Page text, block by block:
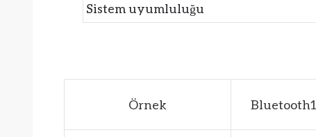
Sistem uyumluluğu
Örnek Bluetooth1